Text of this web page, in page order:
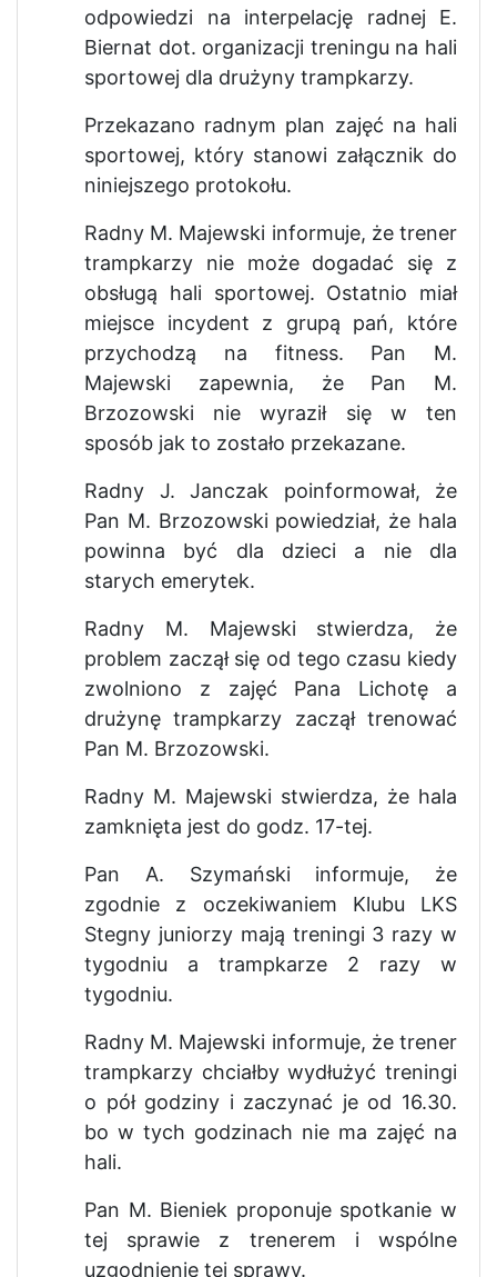
odpowiedzi na interpelację radnej E.
Biernat dot. organizacji treningu na hali
sportowej dla drużyny trampkarzy.
Przekazano radnym plan zajęć na hali
sportowej, który stanowi załącznik do
niniejszego protokołu.
Radny M. Majewski informuje, że trener
trampkarzy nie może dogadać się z
obsługą hali sportowej. Ostatnio miał
miejsce incydent z grupą pań, które
przychodzą na fitness. Pan M.
Majewski zapewnia, że Pan M.
Brzozowski nie wyraził się w ten
sposób jak to zostało przekazane.
Radny J. Janczak poinformował, że
Pan M. Brzozowski powiedział, że hala
powinna być dla dzieci a nie dla
starych emerytek.
Radny M. Majewski stwierdza, że
problem zaczął się od tego czasu kiedy
zwolniono z zajęć Pana Lichotę a
drużynę trampkarzy zaczął trenować
Pan M. Brzozowski.
Radny M. Majewski stwierdza, że hala
zamknięta jest do godz. 17-tej.
Pan A. Szymański informuje, że
zgodnie z oczekiwaniem Klubu LKS
Stegny juniorzy mają treningi 3 razy w
tygodniu a trampkarze 2 razy w
tygodniu.
Radny M. Majewski informuje, że trener
trampkarzy chciałby wydłużyć treningi
o pół godziny i zaczynać je od 16.30.
bo w tych godzinach nie ma zajęć na
hali.
Pan M. Bieniek proponuje spotkanie w
tej sprawie z trenerem i wspólne
uzgodnienie tej sprawy.